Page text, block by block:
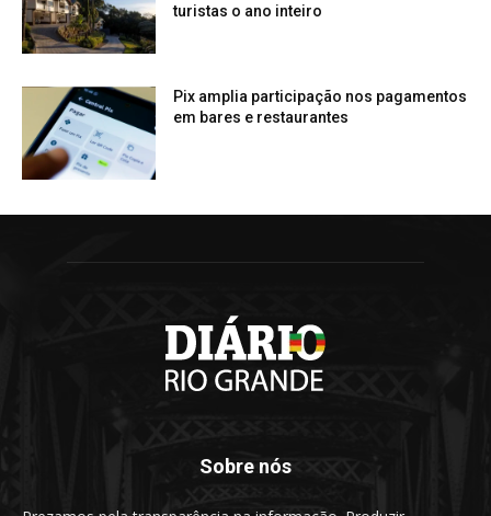
turistas o ano inteiro
Pix amplia participação nos pagamentos
em bares e restaurantes
Sobre nós